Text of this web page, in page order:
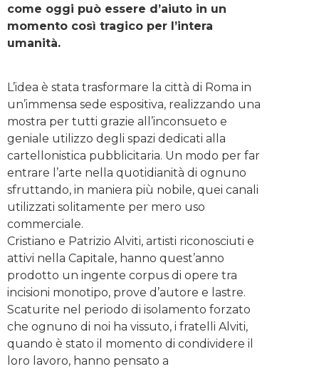
come oggi può essere d’aiuto in un
momento così tragico per l’intera
umanità.
L’idea è stata trasformare la città di Roma in
un’immensa sede espositiva, realizzando una
mostra per tutti grazie all’inconsueto e
geniale utilizzo degli spazi dedicati alla
cartellonistica pubblicitaria. Un modo per far
entrare l’arte nella quotidianità di ognuno
sfruttando, in maniera più nobile, quei canali
utilizzati solitamente per mero uso
commerciale.
Cristiano e Patrizio Alviti, artisti riconosciuti e
attivi nella Capitale, hanno quest’anno
prodotto un ingente corpus di opere tra
incisioni monotipo, prove d’autore e lastre.
Scaturite nel periodo di isolamento forzato
che ognuno di noi ha vissuto, i fratelli Alviti,
quando è stato il momento di condividere il
loro lavoro, hanno pensato a